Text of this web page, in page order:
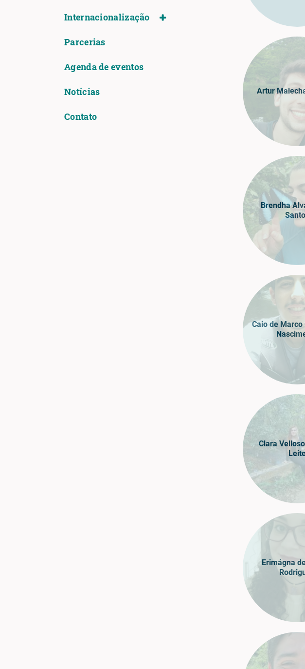
Internacionalização
Parcerias
Agenda de eventos
Notícias
Contato
Artur
Brendha
Caio de
Clara
Erimágna